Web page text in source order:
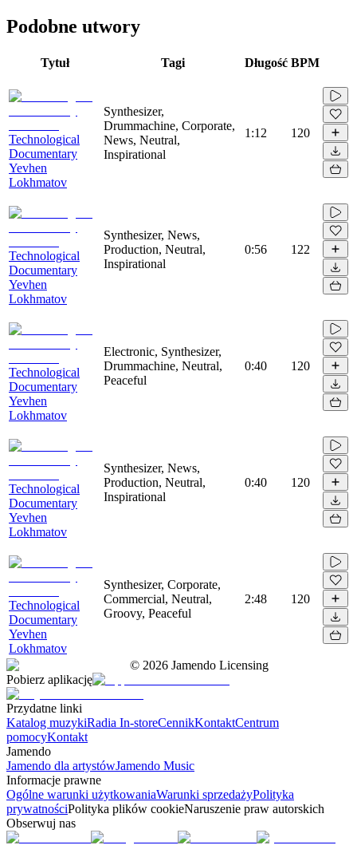
Podobne utwory
Tytuł Tagi Długość BPM
Technological
Documentary
Yevhen
Lokhmatov
Synthesizer,
Drummachine, Corporate,
News, Neutral,
Inspirational
1:12 120
Technological
Documentary
Yevhen
Lokhmatov
Synthesizer, News,
Production, Neutral,
Inspirational
0:56 122
Technological
Documentary
Yevhen
Lokhmatov
Electronic, Synthesizer,
Drummachine, Neutral,
Peaceful
0:40 120
Technological
Documentary
Yevhen
Lokhmatov
Synthesizer, News,
Production, Neutral,
Inspirational
0:40 120
Technological
Documentary
Yevhen
Lokhmatov
Synthesizer, Corporate,
Commercial, Neutral,
Groovy, Peaceful
2:48 120
© 2026 Jamendo Licensing
Pobierz aplikację
Przydatne linki
Katalog muzykiRadia In-storeCennikKontaktCentrum
pomocyKontakt
Jamendo
Jamendo dla artystówJamendo Music
Informacje prawne
Ogólne warunki użytkowaniaWarunki sprzedażyPolityka
prywatnościPolityka plików cookieNaruszenie praw autorskich
Obserwuj nas